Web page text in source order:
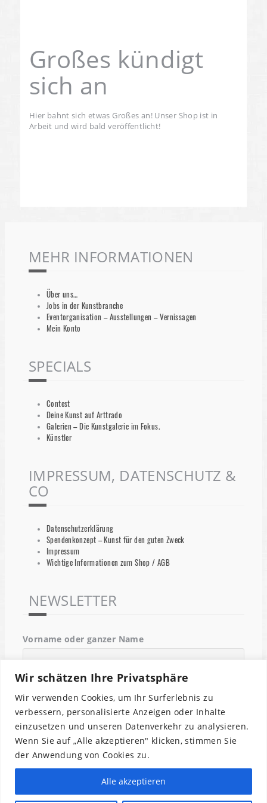
Wir schätzen Ihre Privatsphäre
Wir verwenden Cookies, um Ihr Surferlebnis zu
verbessern, personalisierte Anzeigen oder Inhalte
einzusetzen und unseren Datenverkehr zu analysieren.
Wenn Sie auf „Alle akzeptieren" klicken, stimmen Sie
der Anwendung von Cookies zu.
Alle akzeptieren
Großes kündigt
sich an
Hier bahnt sich etwas Großes an! Unser Shop ist in
Arbeit und wird bald veröffentlicht!
MEHR INFORMATIONEN
Über uns…
Jobs in der Kunstbranche
Eventorganisation – Ausstellungen – Vernissagen
Mein Konto
SPECIALS
Contest
Deine Kunst auf Arttrado
Galerien – Die Kunstgalerie im Fokus.
Künstler
IMPRESSUM, DATENSCHUTZ &
CO
Datenschutzerklärung
Spendenkonzept – Kunst für den guten Zweck
Impressum
Wichtige Informationen zum Shop / AGB
NEWSLETTER
Vorname oder ganzer Name
Email
Indem Du fortfährst, akzeptierst Du unsere
Datenschutzerklärung.